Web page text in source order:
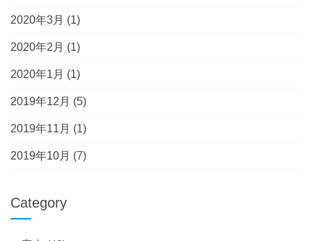
2020年3月 (1)
2020年2月 (1)
2020年1月 (1)
2019年12月 (5)
2019年11月 (1)
2019年10月 (7)
Category